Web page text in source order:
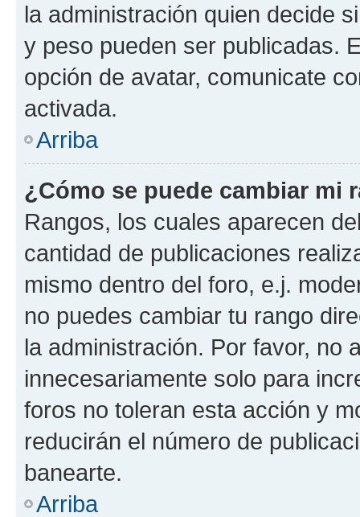
la administración quien decide
y peso pueden ser publicadas.
opción de avatar, comunicate
activada.
Arriba
¿Cómo se puede cambiar mi
Rangos, los cuales aparecen
cantidad de publicaciones
mismo dentro del foro, e.j.
no puedes cambiar tu rango
la administración. Por favor, no
innecesariamente solo para
foros no toleran esta acción y
reducirán el número de
banearte.
Arriba